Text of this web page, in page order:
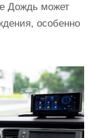
Дождь может
особенно